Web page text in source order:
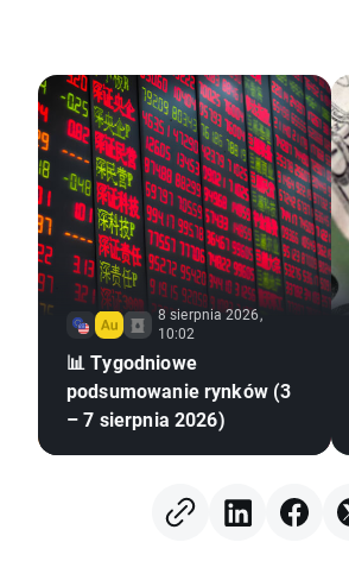
8 sierpnia 2026,
10:02
📊 Tygodniowe
podsumowanie rynków (3
– 7 sierpnia 2026)